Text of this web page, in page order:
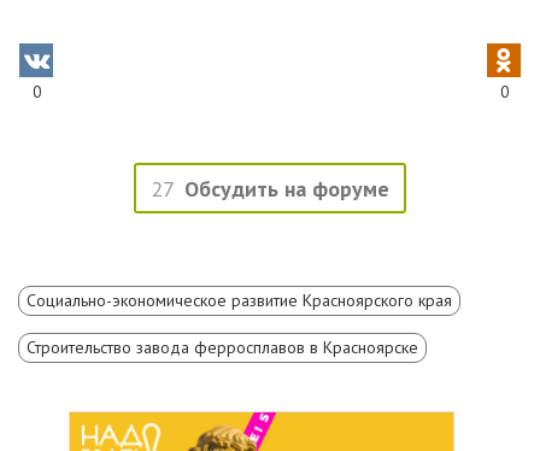
0 0
27 Обсудить на форуме
Социально-экономическое развитие Красноярского края
Строительство завода ферросплавов в Красноярске